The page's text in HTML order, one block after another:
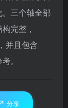
三个轴全部
完整，
并且包含
。
↗️ 分享